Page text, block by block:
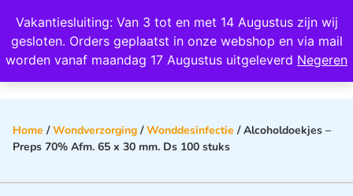
Vakantiesluiting: Van 3 tot en met 14 Augustus zijn wij
gesloten. Orders geplaatst in onze webshop en via mail
worden vanaf maandag 17 Augustus uitgeleverd Negeren
Wij scoren een 4,8 op Google
Home /Wondverzorging /Wonddesinfectie / Alcoholdoekjes –
Preps 70% Afm. 65 x 30 mm. Ds 100 stuks